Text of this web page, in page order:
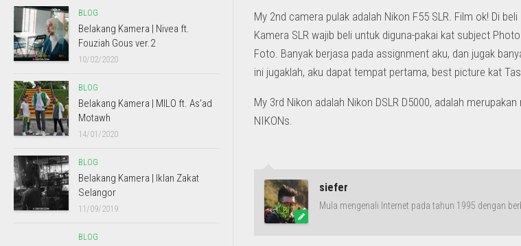
My 2nd camera pulak adalah Nikon F55 SLR. Film ok! Di
Kamera SLR wajib beli untuk diguna-pakai kat subject
Foto. Banyak berjasa pada assignment aku, dan jugak
ini jugaklah, aku dapat tempat pertama, best picture kat
My 3rd Nikon adalah Nikon DSLR D5000, adalah
NIKONs.
siefer
Mula mengenali Internet pada tahun 1995 dengan
BLOG
Belakang Kamera | Nivea ft.
Fouziah Gous ver.2
10/02/2020
BLOG
Belakang Kamera | MILO ft. As’ad
Motawh
14/01/2020
BLOG
Belakang Kamera | Iklan Zakat
Selangor
11/09/2019
BLOG